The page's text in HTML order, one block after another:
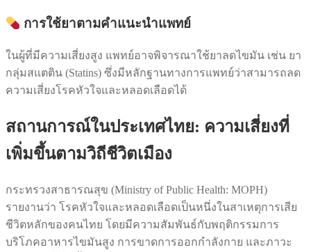
การใช้ยาตามคำแนะนำแพทย์
ในผู้ที่มีความเสี่ยงสูง แพทย์อาจพิจารณาใช้ยาลดไขมัน เช่น ยา
กลุ่มสแตติน (Statins) ซึ่งมีหลักฐานทางการแพทย์ว่าสามารถลด
ความเสี่ยงโรคหัวใจและหลอดเลือดได้
สถานการณ์ในประเทศไทย: ความเสี่ยงที่
เพิ่มขึ้นตามวิถีชีวิตเมือง
กระทรวงสาธารณสุข (Ministry of Public Health: MOPH)
รายงานว่า โรคหัวใจและหลอดเลือดเป็นหนึ่งในสาเหตุการเสีย
ชีวิตหลักของคนไทย โดยมีความสัมพันธ์กับพฤติกรรมการ
บริโภคอาหารไขมันสูง การขาดการออกกำลังกาย และภาวะ